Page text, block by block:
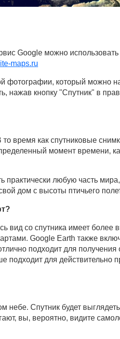
Google можно
maps.ru
фотографии, который можно
нажав кнопку "Спутник" в
время как спутниковые
момент времени,
любую часть
дом с высоты птичьего
вид со спутника имеет более
Google Earth также
подходит для получения
для действительно
небе. Спутник будет
вы, вероятно, видите